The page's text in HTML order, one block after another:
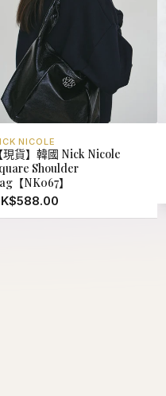
NICOLE
【現貨】韓國 Nick Nicole
Shoulder
【NK067】